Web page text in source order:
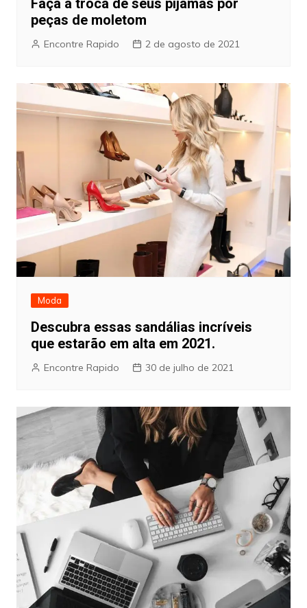
Faça a troca de seus pijamas por
peças de moletom
Encontre Rapido 2 de agosto de 2021
Moda
Descubra essas sandálias incríveis
que estarão em alta em 2021.
Encontre Rapido 30 de julho de 2021